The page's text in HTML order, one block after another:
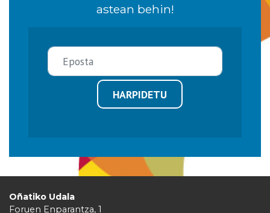
astean behin!
HARPIDETU
Oñatiko Udala
Foruen Enparantza, 1